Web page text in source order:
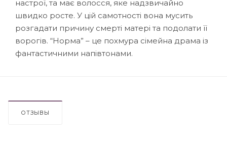
настрої, та має волосся, яке надзвичайно
швидко росте. У цій самотності вона мусить
розгадати причину смерті матері та подолати її
ворогів. “Норма” – це похмура сімейна драма із
фантастичними напівтонами.
ОТЗЫВЫ